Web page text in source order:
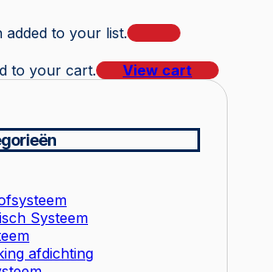
added to your list.
to your cart. View cart
Systeem
afdichting